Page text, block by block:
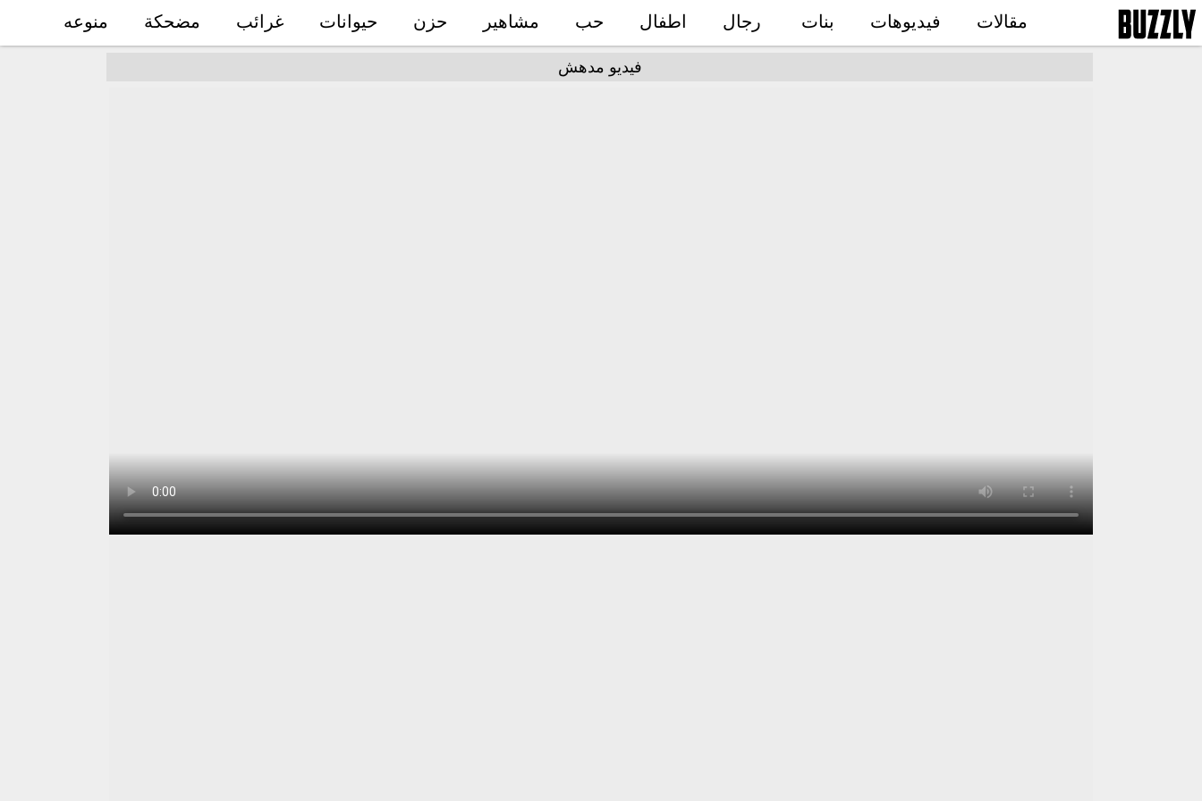
مقالات فيديوهات بنات رجال اطفال حب مشاهير حزن حيوانات غرائب مضحكة منوعه
فيديو مدهش